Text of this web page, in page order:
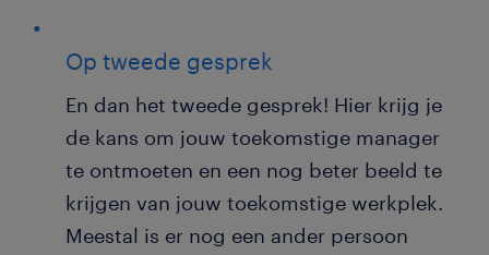
Op tweede gesprek
En dan het tweede gesprek! Hier krijg je
de kans om jouw toekomstige manager
te ontmoeten en een nog beter beeld te
krijgen van jouw toekomstige werkplek.
Meestal is er nog een ander persoon